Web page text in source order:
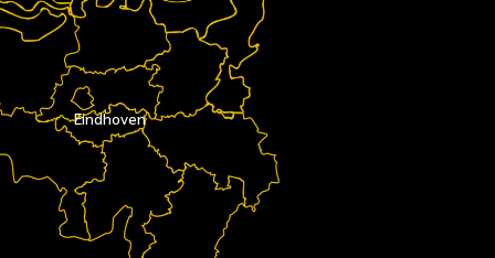
Eindhoven